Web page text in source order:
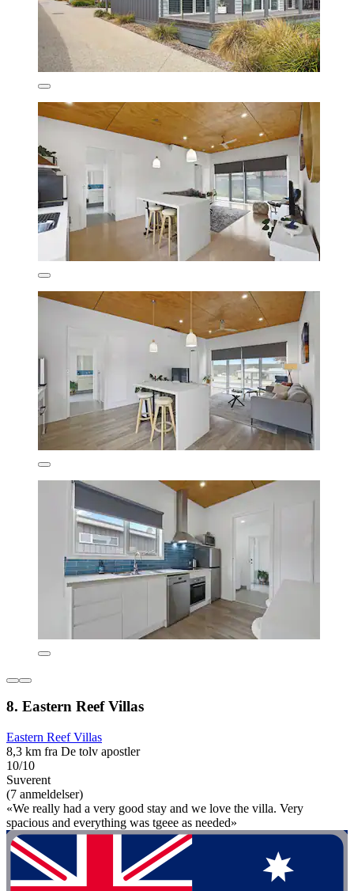
8. Eastern Reef Villas
Eastern Reef Villas
8,3 km fra De tolv apostler
10/10
Suverent
(7 anmeldelser)
«We really had a very good stay and we love the villa. Very
spacious and everything was tgeee as needed»